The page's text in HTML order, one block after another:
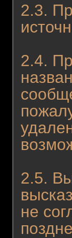
2.3.
2.4.
2.5.
не